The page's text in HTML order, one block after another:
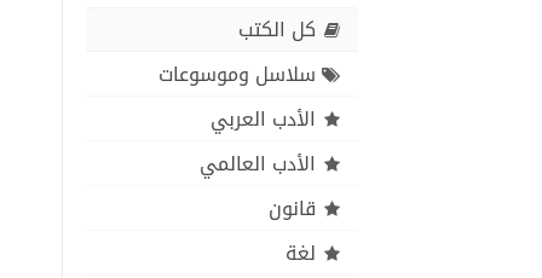
كل الكتب
سلاسل وموسوعات
الأدب العربي
الأدب العالمي
قانون
لغة